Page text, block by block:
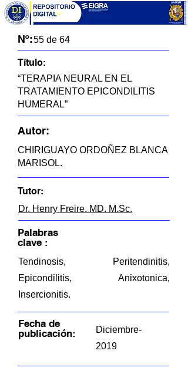
Nº:55 de 64
Título:
“TERAPIA NEURAL EN EL
TRATAMIENTO EPICONDILITIS
HUMERAL”
Autor:
CHIRIGUAYO ORDOÑEZ BLANCA
MARISOL.
Tutor:
Dr. Henry Freire. MD. M.Sc.
Palabras
clave :
Tendinosis, Peritendinitis,
Epicondilitis, Anixotonica,
Insercionitis.
Fecha de
publicación:
Diciembre-
2019